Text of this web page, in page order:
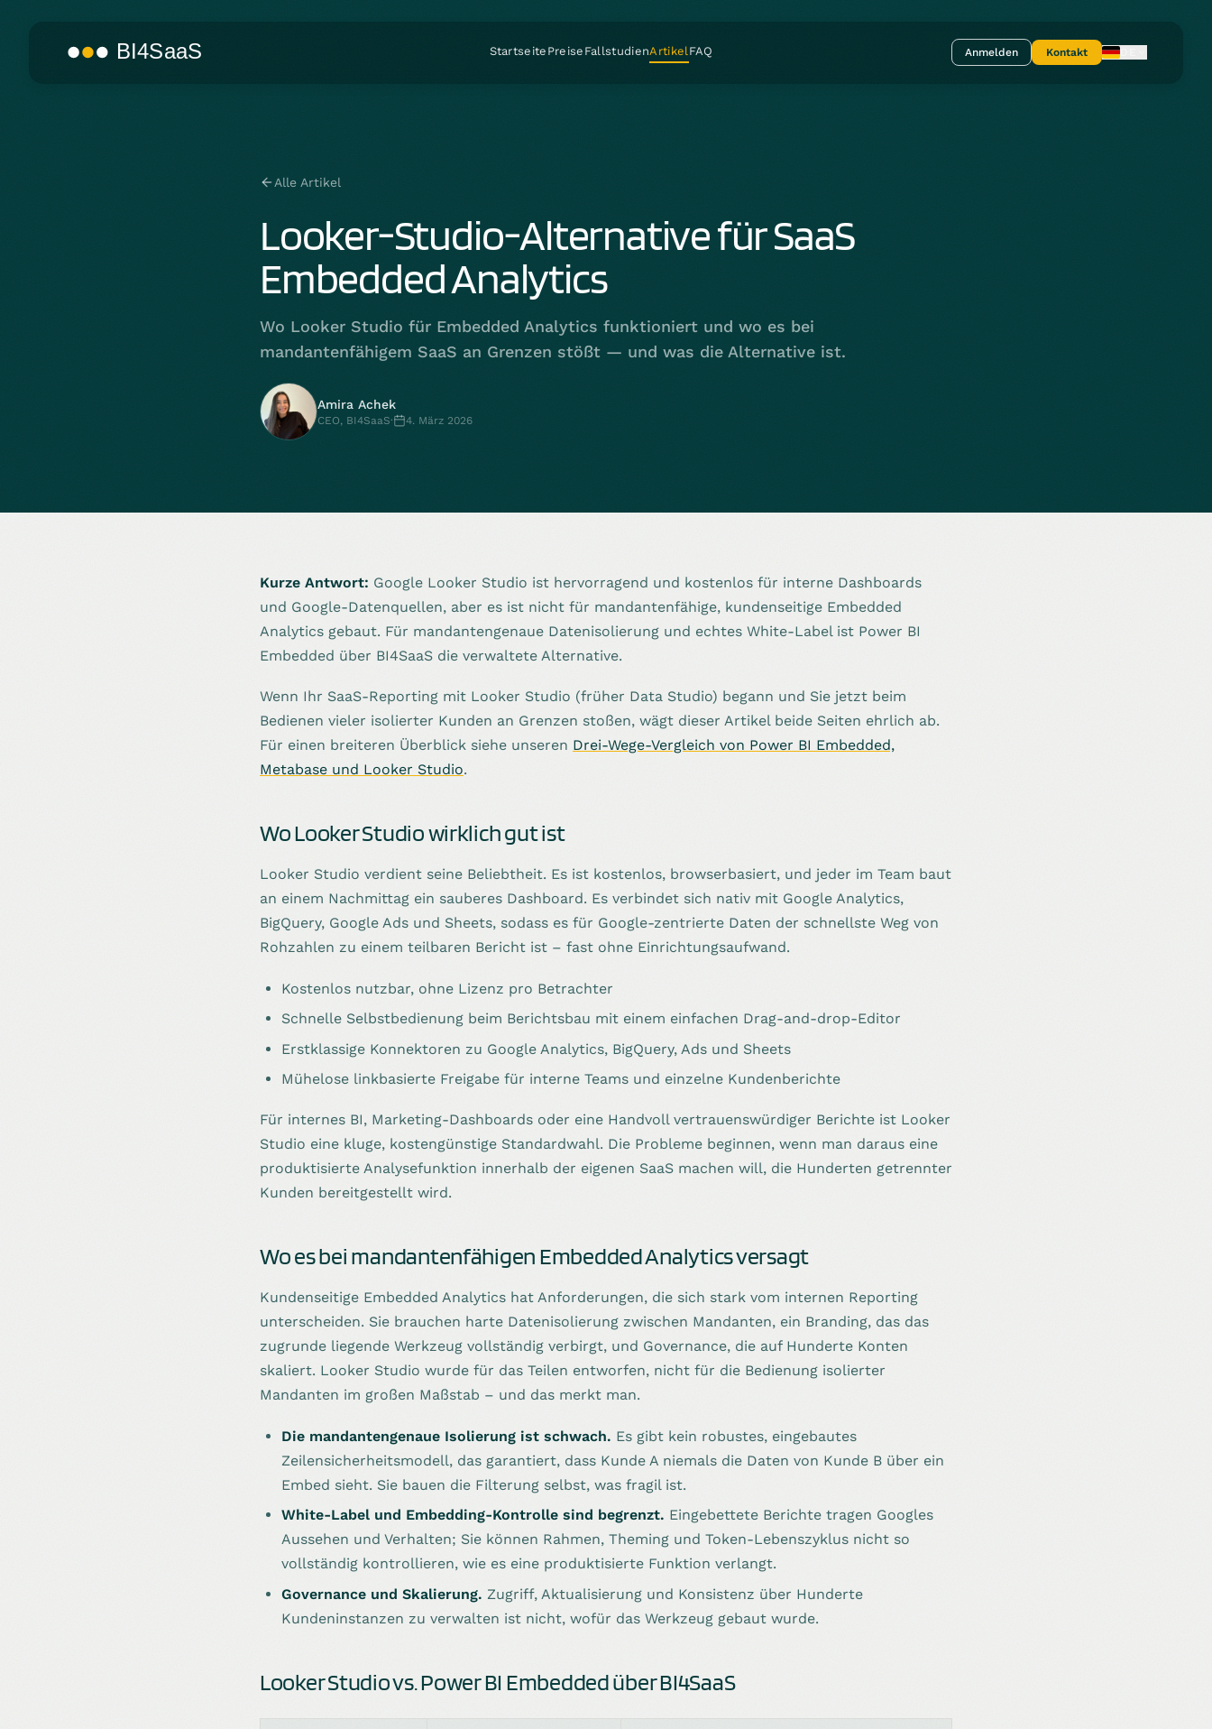
Startseite Preise FallstudienArtikel FAQ Anmelden Kontakt
Alle Artikel
Looker-Studio-Alternative für SaaS
Embedded Analytics
Wo Looker Studio für Embedded Analytics funktioniert und wo es bei
mandantenfähigem SaaS an Grenzen stößt — und was die Alternative ist.
Amira Achek
CEO, BI4SaaS· 4. März 2026
Kurze Antwort: Google Looker Studio ist hervorragend und kostenlos für interne Dashboards
und Google-Datenquellen, aber es ist nicht für mandantenfähige, kundenseitige Embedded
Analytics gebaut. Für mandantengenaue Datenisolierung und echtes White-Label ist Power BI
Embedded über BI4SaaS die verwaltete Alternative.
Wenn Ihr SaaS-Reporting mit Looker Studio (früher Data Studio) begann und Sie jetzt beim
Bedienen vieler isolierter Kunden an Grenzen stoßen, wägt dieser Artikel beide Seiten ehrlich ab.
Für einen breiteren Überblick siehe unseren Drei-Wege-Vergleich von Power BI Embedded,
Metabase und Looker Studio.
Wo Looker Studio wirklich gut ist
Looker Studio verdient seine Beliebtheit. Es ist kostenlos, browserbasiert, und jeder im Team baut
an einem Nachmittag ein sauberes Dashboard. Es verbindet sich nativ mit Google Analytics,
BigQuery, Google Ads und Sheets, sodass es für Google-zentrierte Daten der schnellste Weg von
Rohzahlen zu einem teilbaren Bericht ist – fast ohne Einrichtungsaufwand.
Kostenlos nutzbar, ohne Lizenz pro Betrachter
Schnelle Selbstbedienung beim Berichtsbau mit einem einfachen Drag-and-drop-Editor
Erstklassige Konnektoren zu Google Analytics, BigQuery, Ads und Sheets
Mühelose linkbasierte Freigabe für interne Teams und einzelne Kundenberichte
Für internes BI, Marketing-Dashboards oder eine Handvoll vertrauenswürdiger Berichte ist Looker
Studio eine kluge, kostengünstige Standardwahl. Die Probleme beginnen, wenn man daraus eine
produktisierte Analysefunktion innerhalb der eigenen SaaS machen will, die Hunderten getrennter
Kunden bereitgestellt wird.
Wo es bei mandantenfähigen Embedded Analytics versagt
Kundenseitige Embedded Analytics hat Anforderungen, die sich stark vom internen Reporting
unterscheiden. Sie brauchen harte Datenisolierung zwischen Mandanten, ein Branding, das das
zugrunde liegende Werkzeug vollständig verbirgt, und Governance, die auf Hunderte Konten
skaliert. Looker Studio wurde für das Teilen entworfen, nicht für die Bedienung isolierter
Mandanten im großen Maßstab – und das merkt man.
Die mandantengenaue Isolierung ist schwach. Es gibt kein robustes, eingebautes
Zeilensicherheitsmodell, das garantiert, dass Kunde A niemals die Daten von Kunde B über ein
Embed sieht. Sie bauen die Filterung selbst, was fragil ist.
White-Label und Embedding-Kontrolle sind begrenzt. Eingebettete Berichte tragen Googles
Aussehen und Verhalten; Sie können Rahmen, Theming und Token-Lebenszyklus nicht so
vollständig kontrollieren, wie es eine produktisierte Funktion verlangt.
Governance und Skalierung. Zugriff, Aktualisierung und Konsistenz über Hunderte
Kundeninstanzen zu verwalten ist nicht, wofür das Werkzeug gebaut wurde.
Looker Studio vs. Power BI Embedded über BI4SaaS